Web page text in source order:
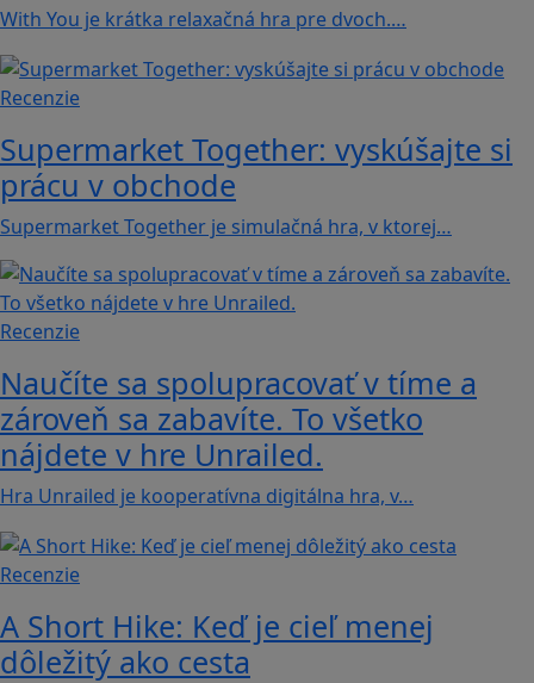
With You je krátka relaxačná hra pre dvoch.…
Recenzie
Supermarket Together: vyskúšajte si
prácu v obchode
Supermarket Together je simulačná hra, v ktorej…
Recenzie
Naučíte sa spolupracovať v tíme a
zároveň sa zabavíte. To všetko
nájdete v hre Unrailed.
Hra Unrailed je kooperatívna digitálna hra, v…
Recenzie
A Short Hike: Keď je cieľ menej
dôležitý ako cesta